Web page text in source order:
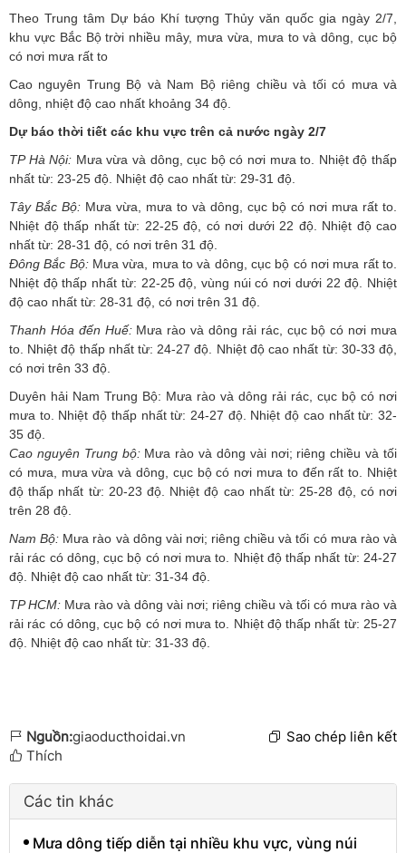
Theo Trung tâm Dự báo Khí tượng Thủy văn quốc gia ngày 2/7,
khu vực Bắc Bộ trời nhiều mây, mưa vừa, mưa to và dông, cục bộ
có nơi mưa rất to
Cao nguyên Trung Bộ và Nam Bộ riêng chiều và tối có mưa và
dông, nhiệt độ cao nhất khoảng 34 độ.
Dự báo thời tiết các khu vực trên cả nước ngày 2/7
TP Hà Nội: Mưa vừa và dông, cục bộ có nơi mưa to. Nhiệt độ thấp
nhất từ: 23-25 độ. Nhiệt độ cao nhất từ: 29-31 độ.
Tây Bắc Bộ: Mưa vừa, mưa to và dông, cục bộ có nơi mưa rất to.
Nhiệt độ thấp nhất từ: 22-25 độ, có nơi dưới 22 độ. Nhiệt độ cao
nhất từ: 28-31 độ, có nơi trên 31 độ.
Đông Bắc Bộ:Mưa vừa, mưa to và dông, cục bộ có nơi mưa rất to.
Nhiệt độ thấp nhất từ: 22-25 độ, vùng núi có nơi dưới 22 độ. Nhiệt
độ cao nhất từ: 28-31 độ, có nơi trên 31 độ.
Thanh Hóa đến Huế:Mưa rào và dông rải rác, cục bộ có nơi mưa
to. Nhiệt độ thấp nhất từ: 24-27 độ. Nhiệt độ cao nhất từ: 30-33 độ,
có nơi trên 33 độ.
Duyên hải Nam Trung Bộ: Mưa rào và dông rải rác, cục bộ có nơi
mưa to. Nhiệt độ thấp nhất từ: 24-27 độ. Nhiệt độ cao nhất từ: 32-
35 độ.
Cao nguyên Trung bộ:Mưa rào và dông vài nơi; riêng chiều và tối
có mưa, mưa vừa và dông, cục bộ có nơi mưa to đến rất to. Nhiệt
độ thấp nhất từ: 20-23 độ. Nhiệt độ cao nhất từ: 25-28 độ, có nơi
trên 28 độ.
Nam Bộ: Mưa rào và dông vài nơi; riêng chiều và tối có mưa rào và
rải rác có dông, cục bộ có nơi mưa to. Nhiệt độ thấp nhất từ: 24-27
độ. Nhiệt độ cao nhất từ: 31-34 độ.
TP HCM: Mưa rào và dông vài nơi; riêng chiều và tối có mưa rào và
rải rác có dông, cục bộ có nơi mưa to. Nhiệt độ thấp nhất từ: 25-27
độ. Nhiệt độ cao nhất từ: 31-33 độ.
Nguồn:giaoducthoidai.vn
Sao chép liên kết
Thích
Các tin khác
Mưa dông tiếp diễn tại nhiều khu vực, vùng núi